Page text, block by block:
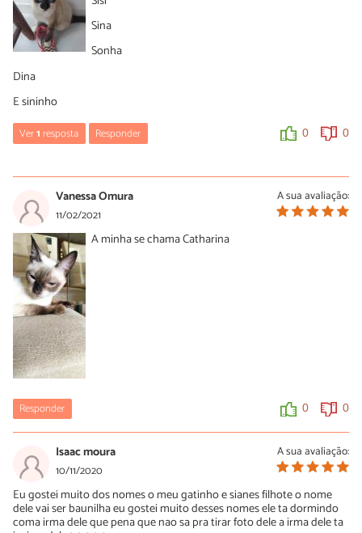
Sina
Sonha
Dina
E sininho
Ver1resposta Responder 0 0
23/07/2021
Que fofaaaaaa!!!!!!!!!!!!!!!!!!!!!!!!!!!!
A sua avaliação:
Vanessa Omura
11/02/2021
A minha se chama Catharina
Responder 0 0
A sua avaliação:
Isaac moura
10/11/2020
Eu gostei muito dos nomes o meu gatinho e sianes filhote o nome
dele vai ser baunilha eu gostei muito desses nomes ele ta dormindo
coma irma dele que pena que nao sa pra tirar foto dele a irma dele ta